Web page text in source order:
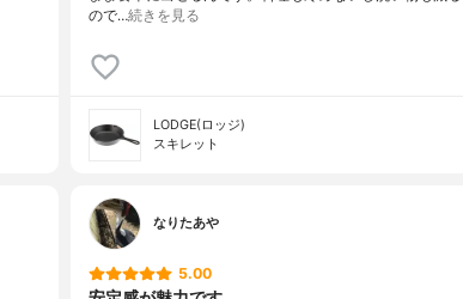
ので…続きを見る
LODGE(ロッジ)
スキレット
なりたあや
5.00